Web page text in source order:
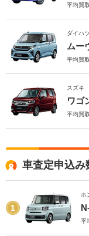
平均買
ダイハツ
ムー
平均買
スズキ
ワゴ
平均買
車査定申込み
1
ホ
平